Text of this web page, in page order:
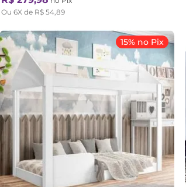
Ou 6X de R$ 54,89
15% no Pix